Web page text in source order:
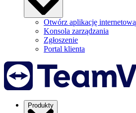
Otwórz aplikację internetową
Konsola zarządzania
Zgłoszenie
Portal klienta
Produkty